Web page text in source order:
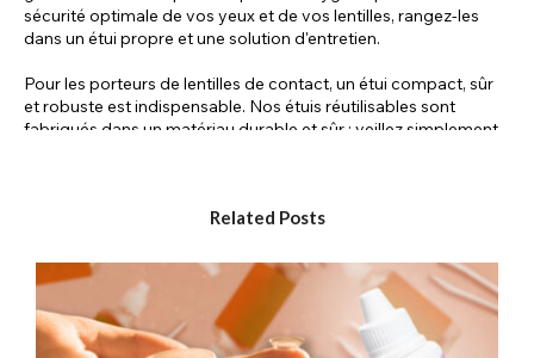
sécurité optimale de vos yeux et de vos lentilles, rangez-les
dans un étui propre et une solution d'entretien.
Pour les porteurs de lentilles de contact, un étui compact, sûr
et robuste est indispensable. Nos étuis réutilisables sont
fabriqués dans un matériau durable et sûr ; veillez simplement
courant comporte deux compartiments avec couvercles à vis
vous pouvez ainsi emporter vos lentilles avec vous en
vacances, à un événement cosplay ou au travail. En plongeant
vos lentilles de contact dans un liquide pour lentilles de contact
dans un étui hermétique, elles sont protégées de la poussière,
Related Posts